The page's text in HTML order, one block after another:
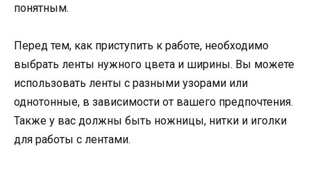
понятным.
Перед тем, как приступить к работе, необходимо
выбрать ленты нужного цвета и ширины. Вы можете
использовать ленты с разными узорами или
однотонные, в зависимости от вашего предпочтения.
Также у вас должны быть ножницы, нитки и иголки
для работы с лентами.